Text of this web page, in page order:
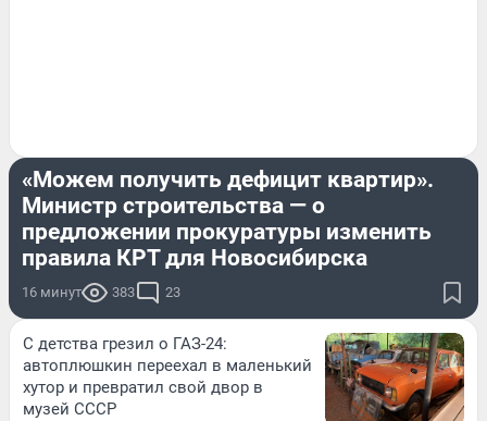
«Можем получить дефицит квартир».
Министр строительства — о
предложении прокуратуры изменить
правила КРТ для Новосибирска
16 минут 383 23
С детства грезил о ГАЗ-24:
автоплюшкин переехал в маленький
хутор и превратил свой двор в
музей СССР